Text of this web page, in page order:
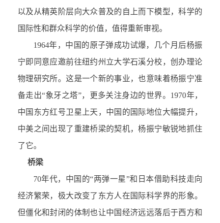
以及从精英阶层向大众普及的自上而下模型，科学的
国际性和群众科学的价值，值得重新审视。
1964年，中国的原子弹成功试爆，几个月后杨振
宁即同意应邀前往纽约州立大学石溪分校，创办理论
物理研究所。这是一个新的事业，也意味着杨振宁准
备走出“象牙之塔”，更多关注身边的世界。1970年，
中国东方红号卫星上天，中国的国际地位大幅提升，
中美之间出现了重建桥梁的契机，杨振宁敏锐地抓住
了它。
桥梁
70年代，中国的“两弹一星”和日本借助科技走向
经济繁荣，极大改变了东方人在国际科学界的形象。
但僵化和封闭的体制也让中国经济远远落后于西方和